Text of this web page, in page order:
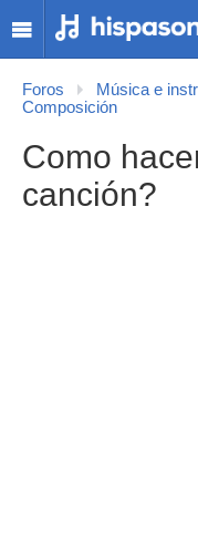
Foros Música e
Composición
Como
canción?